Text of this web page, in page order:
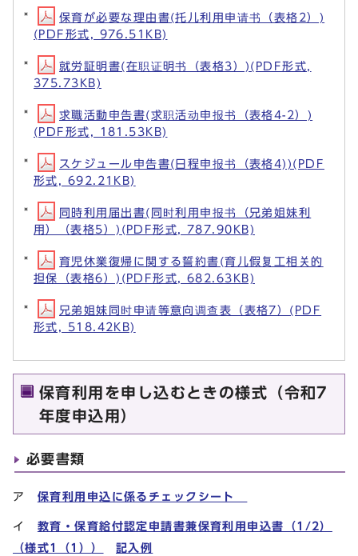
保育が必要な理由書(托儿利用申请书（表格2）)
(PDF形式, 976.51KB)
就労証明書(在职证明书（表格3）)(PDF形式,
375.73KB)
求職活動申告書(求职活动申报书（表格4-2）)
(PDF形式, 181.53KB)
スケジュール申告書(日程申报书（表格4))(PDF
形式, 692.21KB)
同時利用届出書(同时利用申报书（兄弟姐妹利
用）（表格5）)(PDF形式, 787.90KB)
育児休業復帰に関する誓約書(育儿假复工相关的
担保（表格6）)(PDF形式, 682.63KB)
兄弟姐妹同时申请等意向调查表（表格7）(PDF
形式, 518.42KB)
保育利用を申し込むときの様式（令和7
年度申込用）
必要書類
ア 保育利用申込に係るチェックシート
イ 教育・保育給付認定申請書兼保育利用申込書（1/2）
（様式1（1） ） 記入例